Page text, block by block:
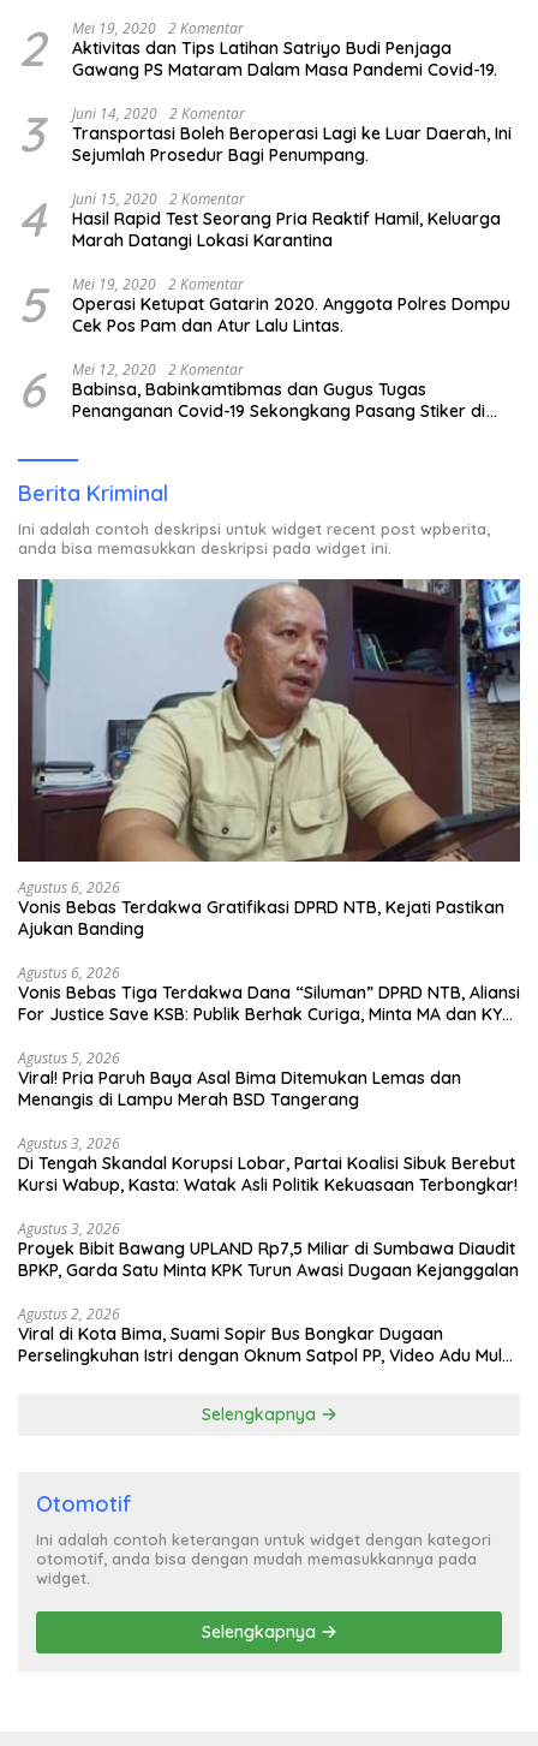
2 Mei 19, 2020 2 Komentar
Aktivitas dan Tips Latihan Satriyo Budi Penjaga
Gawang PS Mataram Dalam Masa Pandemi Covid-19.
3 Juni 14, 2020 2 Komentar
Transportasi Boleh Beroperasi Lagi ke Luar Daerah, Ini
Sejumlah Prosedur Bagi Penumpang.
4 Juni 15, 2020 2 Komentar
Hasil Rapid Test Seorang Pria Reaktif Hamil, Keluarga
Marah Datangi Lokasi Karantina
5 Mei 19, 2020 2 Komentar
Operasi Ketupat Gatarin 2020. Anggota Polres Dompu
Cek Pos Pam dan Atur Lalu Lintas.
6 Mei 12, 2020 2 Komentar
Babinsa, Babinkamtibmas dan Gugus Tugas
Penanganan Covid-19 Sekongkang Pasang Stiker di
Berita Kriminal
Ini adalah contoh deskripsi untuk widget recent post wpberita,
anda bisa memasukkan deskripsi pada widget ini.
Agustus 6, 2026
Vonis Bebas Terdakwa Gratifikasi DPRD NTB, Kejati Pastikan
Ajukan Banding
Agustus 6, 2026
Vonis Bebas Tiga Terdakwa Dana “Siluman” DPRD NTB, Aliansi
For Justice Save KSB: Publik Berhak Curiga, Minta MA dan KY
Agustus 5, 2026
Viral! Pria Paruh Baya Asal Bima Ditemukan Lemas dan
Menangis di Lampu Merah BSD Tangerang
Agustus 3, 2026
Di Tengah Skandal Korupsi Lobar, Partai Koalisi Sibuk Berebut
Kursi Wabup, Kasta: Watak Asli Politik Kekuasaan Terbongkar!
Agustus 3, 2026
Proyek Bibit Bawang UPLAND Rp7,5 Miliar di Sumbawa Diaudit
BPKP, Garda Satu Minta KPK Turun Awasi Dugaan Kejanggalan
Agustus 2, 2026
Viral di Kota Bima, Suami Sopir Bus Bongkar Dugaan
Perselingkuhan Istri dengan Oknum Satpol PP, Video Adu Mulut
Selengkapnya
Otomotif
Ini adalah contoh keterangan untuk widget dengan kategori
otomotif, anda bisa dengan mudah memasukkannya pada
widget.
Selengkapnya